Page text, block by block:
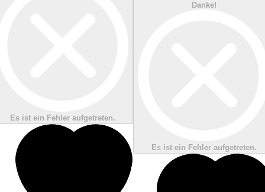
Es ist ein Fehler aufgetreten.
Danke!
Es ist ein Fehler aufgetreten.